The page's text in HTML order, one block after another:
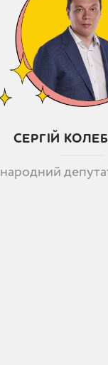
СЕРГІЙ
народний